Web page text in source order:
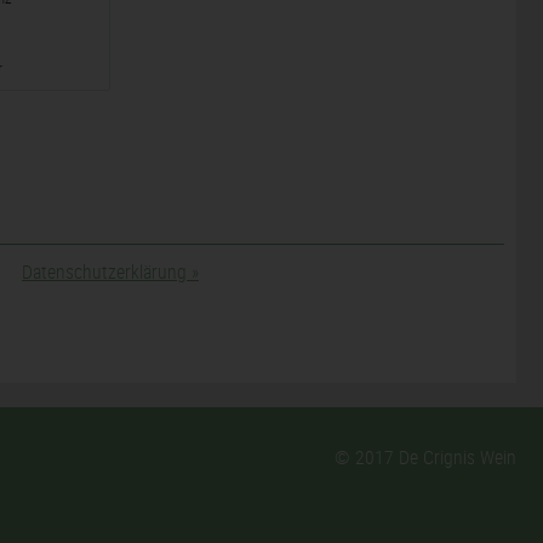
Datenschutzerklärung
© 2017 De Crignis Wein